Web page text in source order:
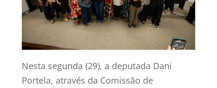
Nesta segunda (29), a deputada Dani
Portela, através da Comissão de